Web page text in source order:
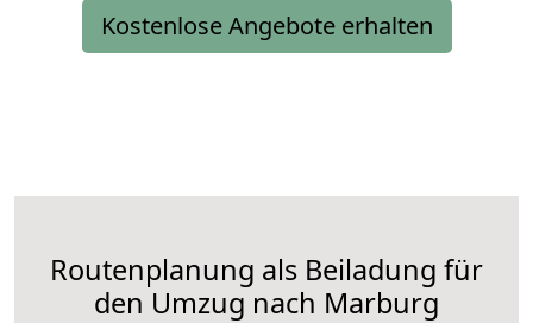
Kostenlose Angebote erhalten
Routenplanung als Beiladung für
den Umzug nach Marburg